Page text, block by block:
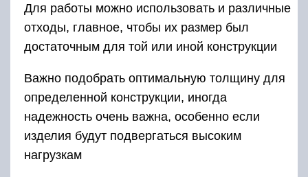
Для работы можно использовать и различные
отходы, главное, чтобы их размер был
достаточным для той или иной конструкции
Важно подобрать оптимальную толщину для
определенной конструкции, иногда
надежность очень важна, особенно если
изделия будут подвергаться высоким
нагрузкам